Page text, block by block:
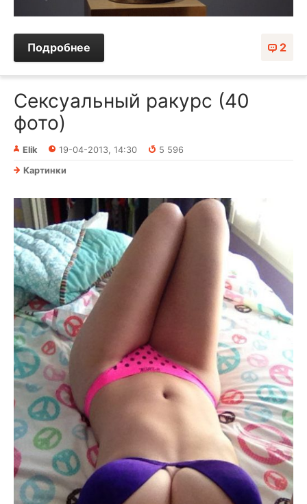
2
Подробнее
Сексуальный ракурс (40
фото)
Elik 19-04-2013, 14:30
5 596
Картинки